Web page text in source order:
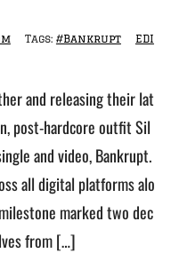
Tags: #Bankrupt
EDI
and releasing their lat
post-hardcore outfit Sil
and video, Bankrupt.
all digital platforms alo
marked two dec
from […]